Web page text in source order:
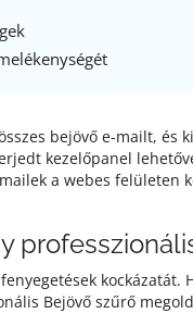
bejövő e-mailt, és
kezelőpanel
a webes felületen
Bejövő szűrő